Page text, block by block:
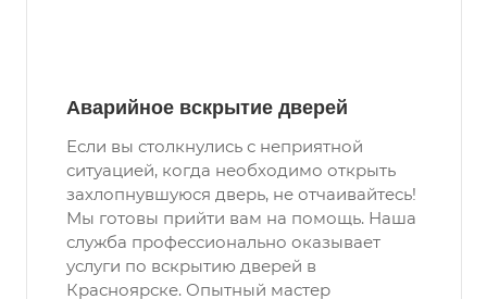
Аварийное вскрытие дверей
Если вы столкнулись с неприятной
ситуацией, когда необходимо открыть
захлопнувшуюся дверь, не отчаивайтесь!
Мы готовы прийти вам на помощь. Наша
служба профессионально оказывает
услуги по вскрытию дверей в
Красноярске. Опытный мастер